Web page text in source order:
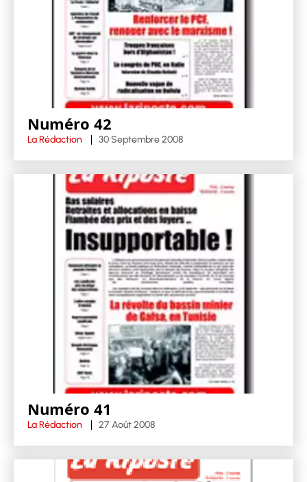
Numéro 42
La Rédaction 30 Septembre 2008
Numéro 41
La Rédaction 27 Août 2008